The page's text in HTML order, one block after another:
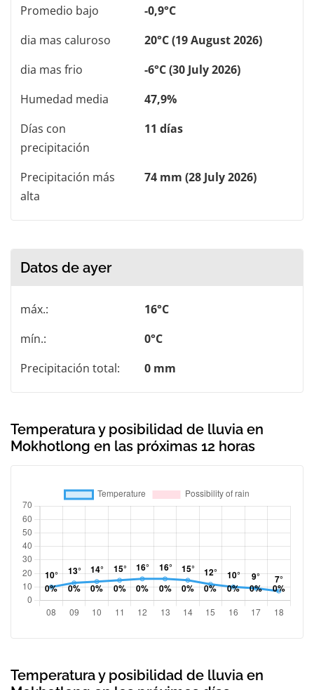
Promedio bajo
-0,9°C
dia mas caluroso
20°C (19 August 2026)
dia mas frio
-6°C (30 July 2026)
Humedad media
47,9%
Días con
precipitación
11 días
Precipitación más
alta
74 mm (28 July 2026)
Datos de ayer
máx.:
16°C
mín.:
0°C
Precipitación total:
0 mm
Temperatura y posibilidad de lluvia en
Mokhotlong en las próximas 12 horas
Temperatura y posibilidad de lluvia en